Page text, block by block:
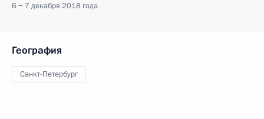
6 − 7 декабря 2018 года
География
Санкт-Петербург